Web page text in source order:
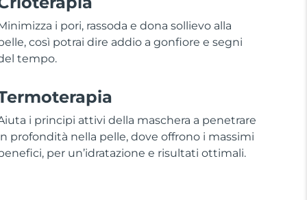
i pori, rassoda e dona sollievo alla
così potrai dire addio a gonfiore e segni
tempo.
i principi attivi della maschera a penetrare
profondità nella pelle, dove offrono i massimi
per un’idratazione e risultati ottimali.